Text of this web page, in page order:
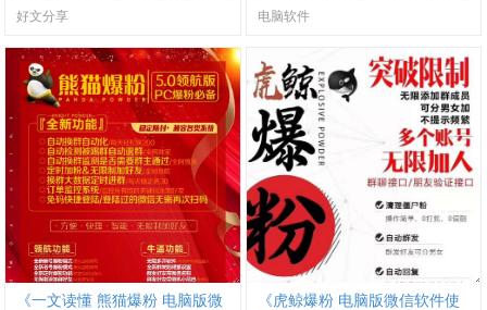
好文分享 电脑软件
《一文读懂 熊猫爆粉 电脑版微
《虎鲸爆粉 电脑版微信软件使